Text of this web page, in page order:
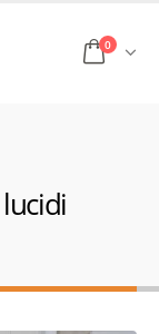
0